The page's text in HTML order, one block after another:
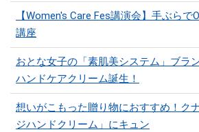
【Women's Care Fes講演会】手ぶらで
講座
おとな女子の「素肌美システム」ブラ
ハンドケアクリーム誕生！
想いがこもった贈り物におすすめ！ク
ジハンドクリーム」にキュン